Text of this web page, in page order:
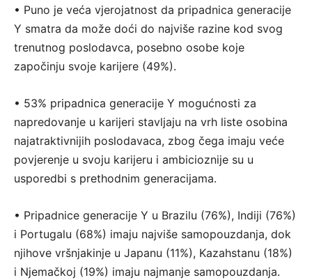
• Puno je veća vjerojatnost da pripadnica generacije
Y smatra da može doći do najviše razine kod svog
trenutnog poslodavca, posebno osobe koje
započinju svoje karijere (49%).
• 53% pripadnica generacije Y mogućnosti za
napredovanje u karijeri stavljaju na vrh liste osobina
najatraktivnijih poslodavaca, zbog čega imaju veće
povjerenje u svoju karijeru i ambicioznije su u
usporedbi s prethodnim generacijama.
• Pripadnice generacije Y u Brazilu (76%), Indiji (76%)
i Portugalu (68%) imaju najviše samopouzdanja, dok
njihove vršnjakinje u Japanu (11%), Kazahstanu (18%)
i Njemačkoj (19%) imaju najmanje samopouzdanja.